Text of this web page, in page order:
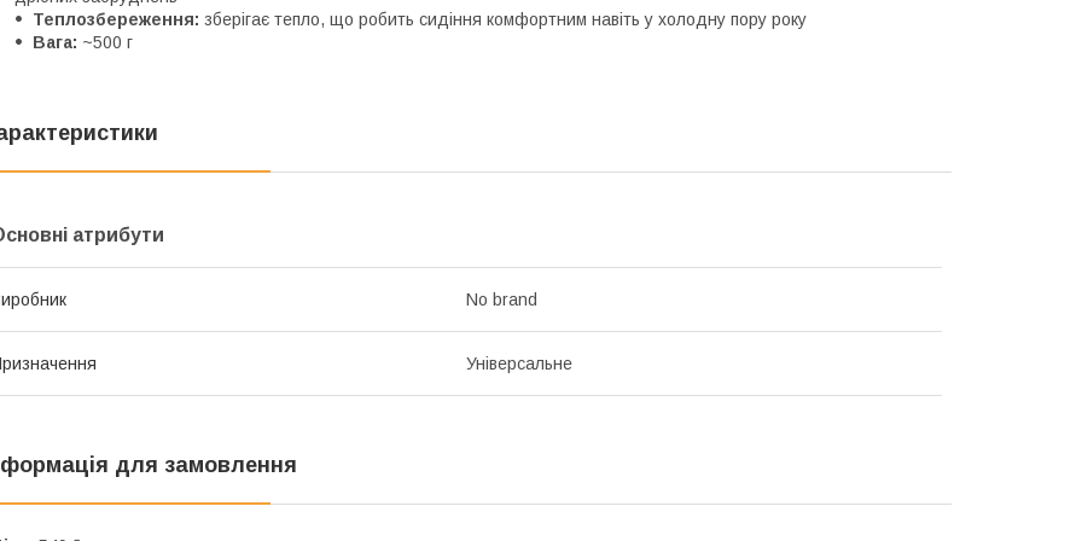
Теплозбереження: зберігає тепло, що робить сидіння комфортним навіть у холодну пору року
Вага: ~500 г
атрибути
No brand
Універсальне
для замовлення